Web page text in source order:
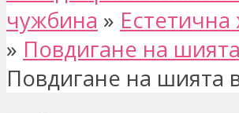
чужбина » Естетична
» Повдигане на шията
Повдигане на шията